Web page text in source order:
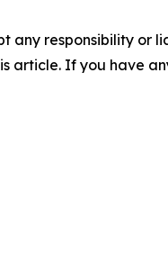
any responsibility or
article. If you have